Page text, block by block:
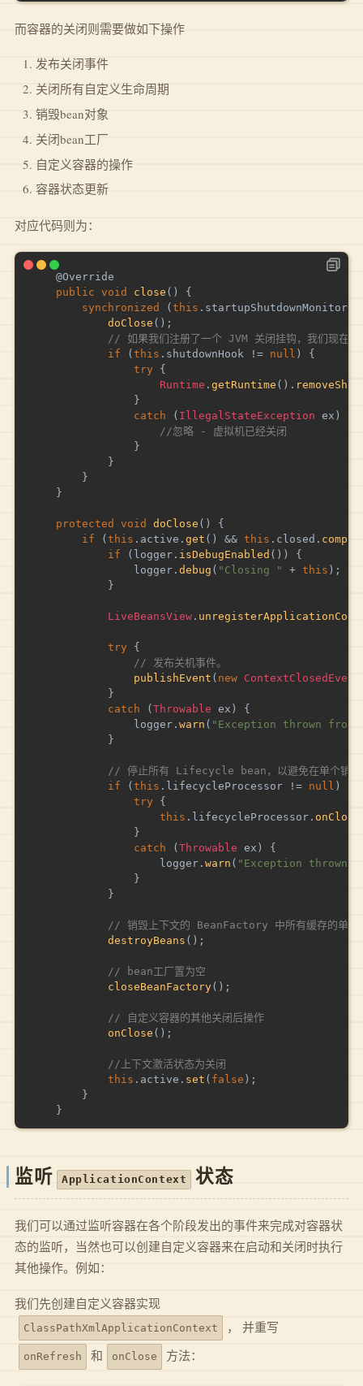
而容器的关闭则需要做如下操作
发布关闭事件
关闭所有自定义生命周期
销毁bean对象
关闭bean工厂
自定义容器的操作
容器状态更新
对应代码则为：
@Override
public void close ( )
{
synchronized
( this . startupShutdownMonitor
doClose ( ) ;
// 如果我们注册了一个 JVM 关闭挂钩，我们现在就
if
( this . shutdownHook != null )
{
try
{
Runtime . getRuntime ( ) .
}
catch
( IllegalStateException ex )
//忽略 - 虚拟机已经关闭
}
}
}
}
protected void doClose ( )
{
if
( this . active . get ( ) && this . closed .
if
( logger . isDebugEnabled ( ) )
{
				logger
. debug ( "Closing " + this ) ;
}
LiveBeansView .
try
{
// 发布关机事件。
publishEvent ( new ContextClosedEvent
}
catch
( Throwable ex )
{
				logger
. warn ( "Exception thrown from
}
// 停止所有 Lifecycle bean，以避免在单个销毁
if
( this . lifecycleProcessor != null )
try
{
this . lifecycleProcessor . onClose
}
catch
( Throwable ex )
{
					logger
. warn ( "Exception thrown
}
}
// 销毁上下文的 BeanFactory 中所有缓存的单例
destroyBeans ( ) ;
// bean工厂置为空
closeBeanFactory( ) ;
// 自定义容器的其他关闭后操作
onClose ( ) ;
//上下文激活状态为关闭
this . active . set ( false ) ;
}
}
监听 ApplicationContext 状态
我们可以通过监听容器在各个阶段发出的事件来完成对容器状
态的监听，当然也可以创建自定义容器来在启动和关闭时执行
其他操作。例如：
我们先创建自定义容器实现
ClassPathXmlApplicationContext ， 并重写
onRefresh 和 onClose 方法：